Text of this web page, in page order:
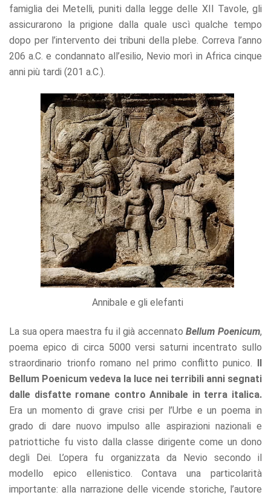
famiglia dei Metelli, puniti dalla legge delle XII Tavole, gli
assicurarono la prigione dalla quale uscì qualche tempo
dopo per l’intervento dei tribuni della plebe. Correva l’anno
206 a.C. e condannato all’esilio, Nevio morì in Africa cinque
anni più tardi (201 a.C.).
Annibale e gli elefanti
La sua opera maestra fu il già accennatoBellum Poenicum,
poema epico di circa 5000 versi saturni incentrato sullo
straordinario trionfo romano nel primo conflitto punico. Il
Bellum Poenicum vedeva la luce nei terribili anni segnati
dalle disfatte romane contro Annibale in terra italica.
Era un momento di grave crisi per l’Urbe e un poema in
grado di dare nuovo impulso alle aspirazioni nazionali e
patriottiche fu visto dalla classe dirigente come un dono
degli Dei. L’opera fu organizzata da Nevio secondo il
modello epico ellenistico. Contava una particolarità
importante: alla narrazione delle vicende storiche, l’autore